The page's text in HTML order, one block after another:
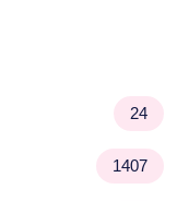
24
1407